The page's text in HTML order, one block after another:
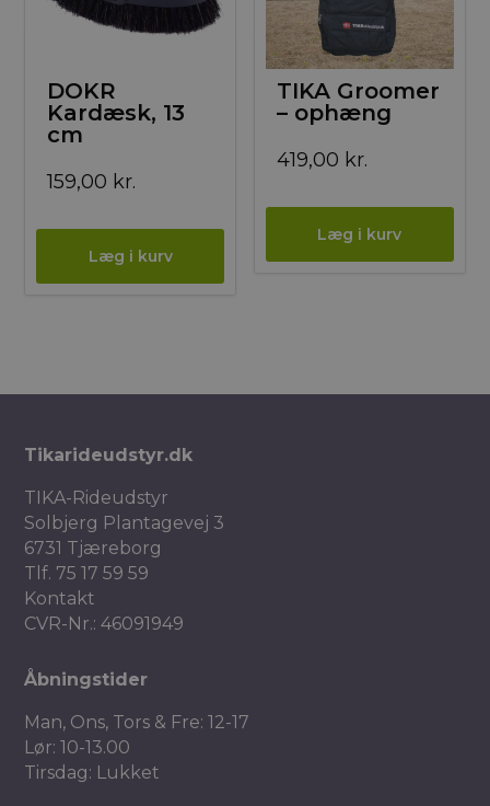
DOKR
Kardæsk, 13
cm
159,00 kr.
TIKA Groomer
– ophæng
419,00 kr.
Tikarideudstyr.dk
TIKA-Rideudstyr
Solbjerg Plantagevej 3
6731 Tjæreborg
Tlf. 75 17 59 59
Kontakt
CVR-Nr.: 46091949
Åbningstider
Man, Ons, Tors & Fre: 12-17
Lør: 10-13.00
Tirsdag: Lukket